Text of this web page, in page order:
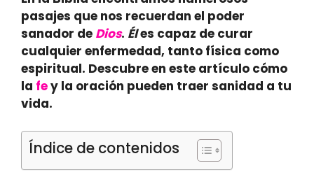
pasajes que nos recuerdan el poder
sanador de Dios. Éles capaz de curar
cualquier enfermedad, tanto física como
espiritual. Descubre en este artículo cómo
la fey la oración pueden traer sanidad a tu
vida.
Índice de contenidos